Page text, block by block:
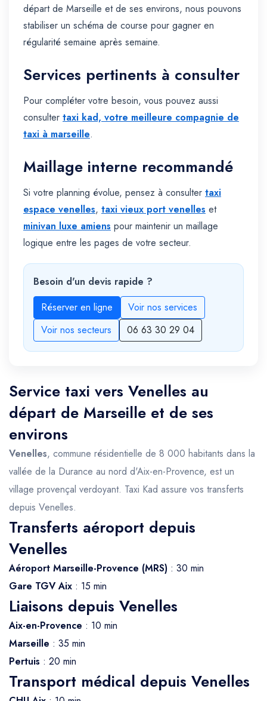
départ de Marseille et de ses environs, nous pouvons
stabiliser un schéma de course pour gagner en
régularité semaine après semaine.
Services pertinents à consulter
Pour compléter votre besoin, vous pouvez aussi
consulter taxi kad, votre meilleure compagnie de
taxi à marseille.
Maillage interne recommandé
Si votre planning évolue, pensez à consulter taxi
espace venelles, taxi vieux port venelles et
minivan luxe amiens pour maintenir un maillage
logique entre les pages de votre secteur.
Besoin d'un devis rapide ?
Réserver en ligne
Voir nos services
Voir nos secteurs
06 63 30 29 04
Service taxi vers Venelles au
départ de Marseille et de ses
environs
Venelles, commune résidentielle de 8 000 habitants dans la
vallée de la Durance au nord d'Aix-en-Provence, est un
village provençal verdoyant. Taxi Kad assure vos transferts
depuis Venelles.
Transferts aéroport depuis
Venelles
Aéroport Marseille-Provence (MRS) : 30 min
Gare TGV Aix : 15 min
Liaisons depuis Venelles
Aix-en-Provence : 10 min
Marseille : 35 min
Pertuis : 20 min
Transport médical depuis Venelles